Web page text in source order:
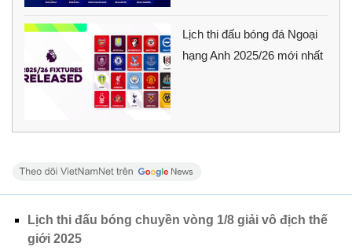
Lịch thi đấu bóng đá Ngoại
hạng Anh 2025/26 mới nhất
Lịch thi đấu bóng chuyền vòng 1/8 giải vô địch thế
giới 2025